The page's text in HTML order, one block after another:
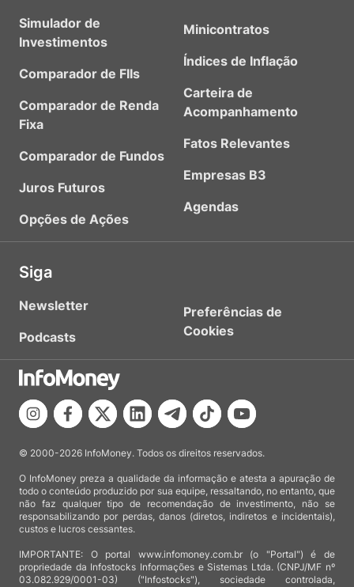
Simulador de
Investimentos
Comparador de FIIs
Comparador de Renda
Fixa
Comparador de Fundos
Juros Futuros
Opções de Ações
Minicontratos
Índices de Inflação
Carteira de
Acompanhamento
Fatos Relevantes
Empresas B3
Agendas
Siga
Newsletter
Podcasts
Preferências de
Cookies
© 2000-2026 InfoMoney. Todos os direitos reservados.
O InfoMoney preza a qualidade da informação e atesta a apuração de
todo o conteúdo produzido por sua equipe, ressaltando, no entanto, que
não faz qualquer tipo de recomendação de investimento, não se
responsabilizando por perdas, danos (diretos, indiretos e incidentais),
custos e lucros cessantes.
IMPORTANTE: O portal www.infomoney.com.br (o "Portal") é de
propriedade da Infostocks Informações e Sistemas Ltda. (CNPJ/MF nº
03.082.929/0001-03) ("Infostocks"), sociedade controlada,